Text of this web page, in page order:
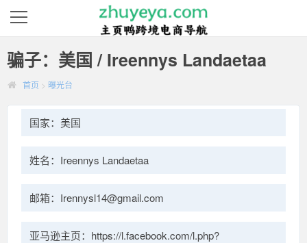
骗子：美国 / Ireennys Landaetaa
首页 > 曝光台
国家：美国
姓名：Ireennys Landaetaa
邮箱：Irennysl14@gmail.com
亚马逊主页：https://l.facebook.com/l.php?